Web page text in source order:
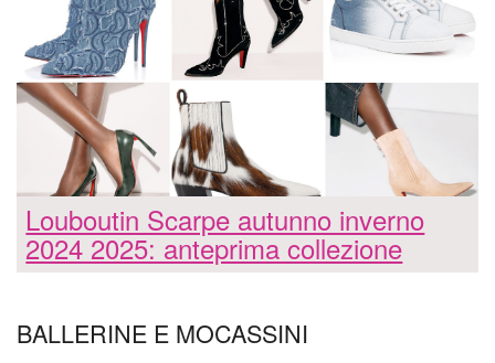
Louboutin Scarpe autunno inverno
2024 2025: anteprima collezione
BALLERINE E MOCASSINI